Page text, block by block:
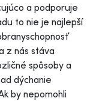
a podporuje
to nie je najlepší
z nás stáva
spôsoby a
dýchanie
by nepomohli